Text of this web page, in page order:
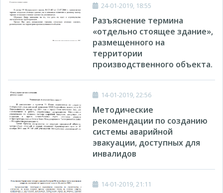
24-01-2019, 18:55
Разъяснение термина
«отдельно стоящее здание»,
размещенного на
территории
производственного объекта.
14-01-2019, 22:56
Методические
рекомендации по созданию
системы аварийной
эвакуации, доступных для
инвалидов
14-01-2019, 21:11